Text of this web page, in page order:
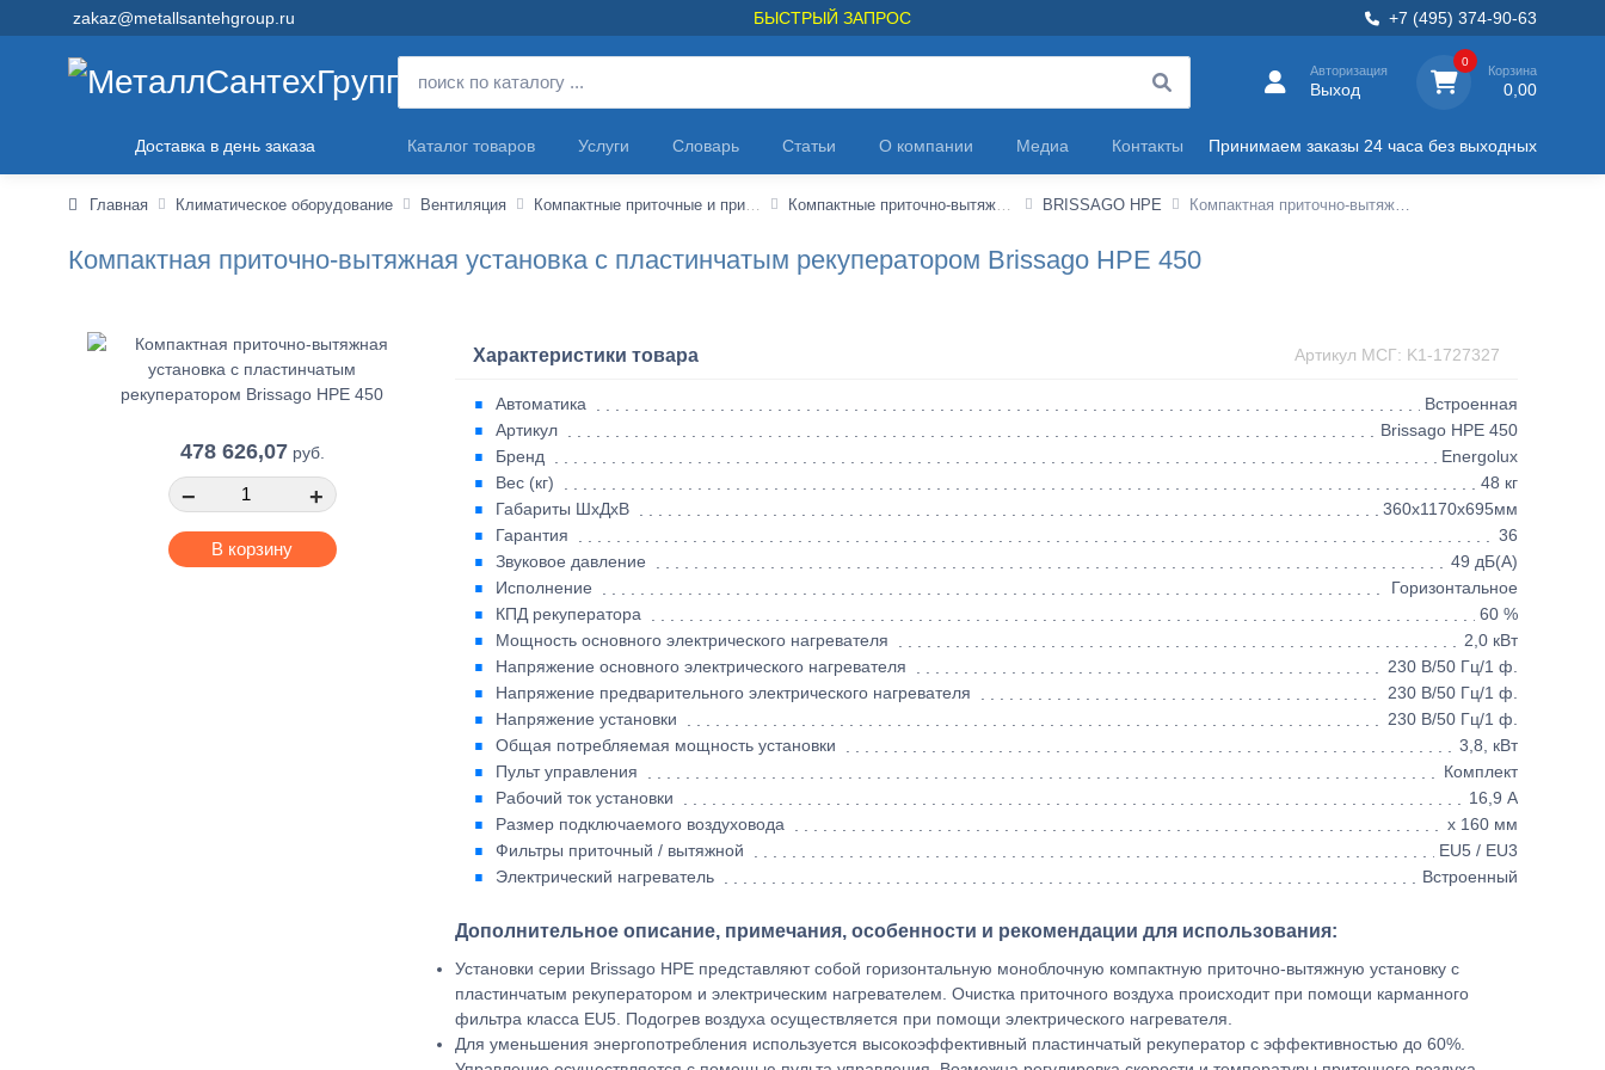
zakaz@metallsantehgroup.ru БЫСТРЫЙ ЗАПРОС +7 (495) 374-90-63
Авторизация
Выход
0
Корзина
0,00
Доставка в день заказа Каталог товаров Услуги Словарь Статьи О компании Медиа Контакты Принимаем заказы 24 часа без выходных
Главная Климатическое оборудование Вентиляция Компактные приточные и приточно-вытяжные установки Компактные приточно-вытяжные установки с пластинчатым рекуператором BRISSAGO HPE Компактная приточно-вытяжная установка с пластинчатым рекуператором Brissago HPE 450
Компактная приточно-вытяжная установка с пластинчатым рекуператором Brissago HPE 450
478 626,07руб.
− +
В корзину
Характеристики товара Артикул МСГ: K1-1727327
Автоматика
Встроенная
Артикул
Brissago HPE 450
Бренд
Energolux
Вес (кг)
48 кг
Габариты ШхДхВ
360х1170х695мм
Гарантия
36
Звуковое давление
49 дБ(А)
Исполнение
Горизонтальное
КПД рекуператора
60 %
Мощность основного электрического нагревателя
2,0 кВт
Напряжение основного электрического нагревателя
230 В/50 Гц/1 ф.
Напряжение предварительного электрического нагревателя
230 В/50 Гц/1 ф.
Напряжение установки
230 В/50 Гц/1 ф.
Общая потребляемая мощность установки
3,8, кВт
Пульт управления
Комплект
Рабочий ток установки
16,9 А
Размер подключаемого воздуховода
х 160 мм
Фильтры приточный / вытяжной
EU5 / EU3
Электрический нагреватель
Встроенный
Дополнительное описание, примечания, особенности и рекомендации для использования:
Установки серии Brissago HPE представляют собой горизонтальную моноблочную компактную приточно-вытяжную установку с
пластинчатым рекуператором и электрическим нагревателем. Очистка приточного воздуха происходит при помощи карманного
фильтра класса EU5. Подогрев воздуха осуществляется при помощи электрического нагревателя.
Для уменьшения энергопотребления используется высокоэффективный пластинчатый рекуператор с эффективностью до 60%.